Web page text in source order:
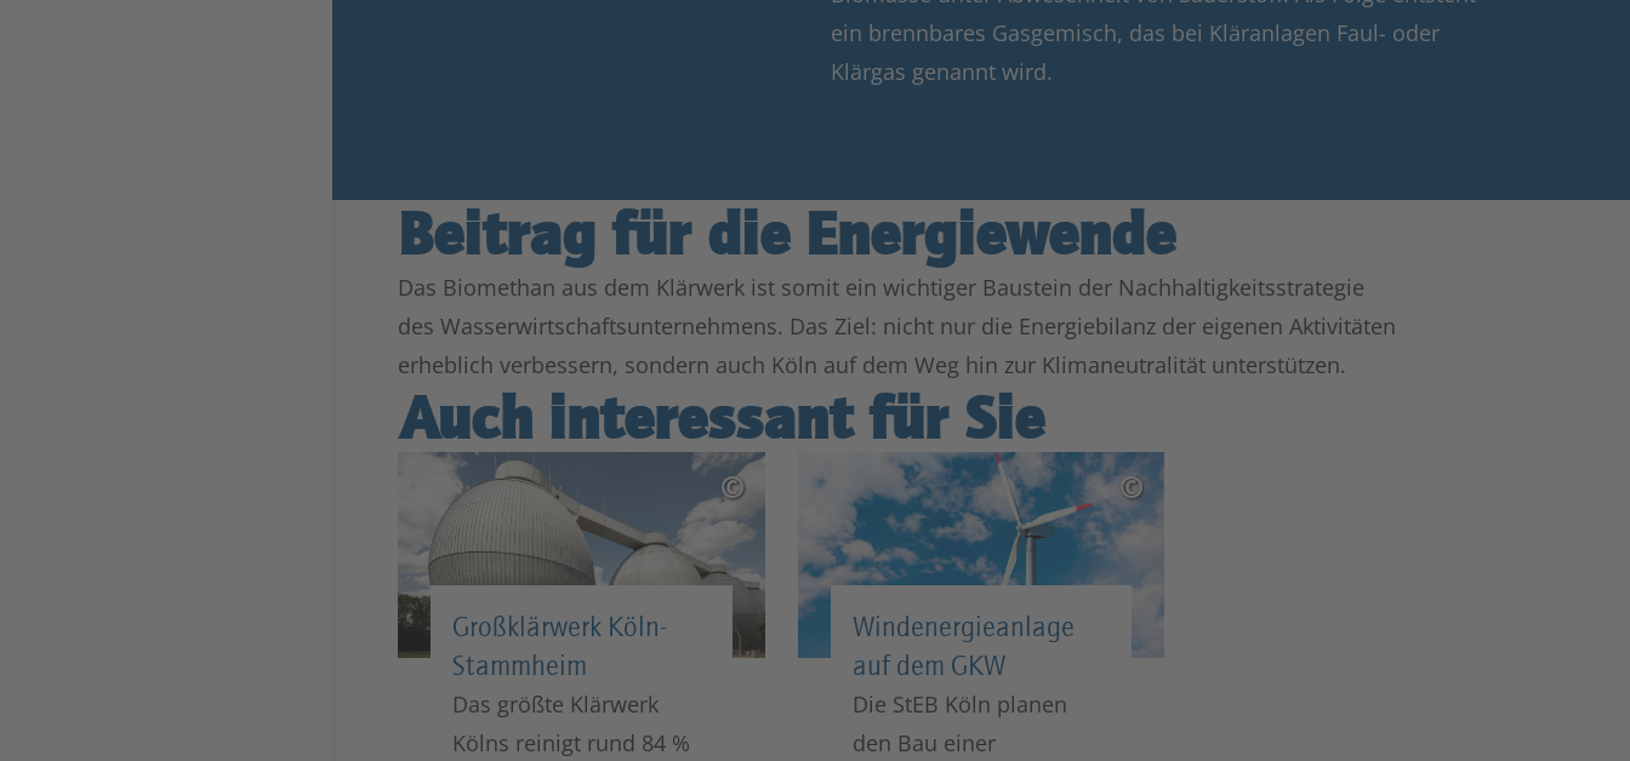
ein brennbares Gasgemisch, das bei Kläranlagen Faul- oder
Klärgas genannt wird.
Beitrag für die Energiewende
Das Biomethan aus dem Klärwerk ist somit ein wichtiger Baustein der Nachhaltigkeitsstrategie
des Wasserwirtschaftsunternehmens. Das Ziel: nicht nur die Energiebilanz der eigenen Aktivitäten
erheblich verbessern, sondern auch Köln auf dem Weg hin zur Klimaneutralität unterstützen.
Auch interessant für Sie
©
Großklärwerk Köln-
Stammheim
Das größte Klärwerk
Kölns reinigt rund 84 %
©
Windenergieanlage
auf dem GKW
Die StEB Köln planen
den Bau einer